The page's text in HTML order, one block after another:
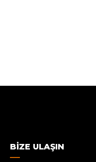
BIZE ULAŞIN